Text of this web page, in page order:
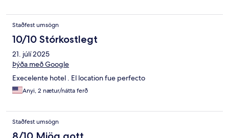
Staðfest umsögn
10/10 Stórkostlegt
21. júlí 2025
Þýða með Google
Execelente hotel . El location fue perfecto
Anyi, 2 nætur/nátta ferð
Staðfest umsögn